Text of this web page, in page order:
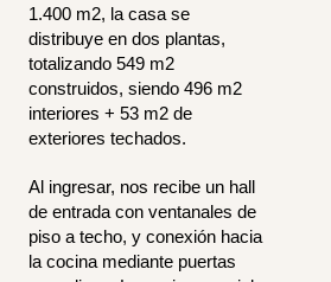
1.400 m2, la casa se
distribuye en dos plantas,
totalizando 549 m2
construidos, siendo 496 m2
interiores + 53 m2 de
exteriores techados.
Al ingresar, nos recibe un hall
de entrada con ventanales de
piso a techo, y conexión hacia
la cocina mediante puertas